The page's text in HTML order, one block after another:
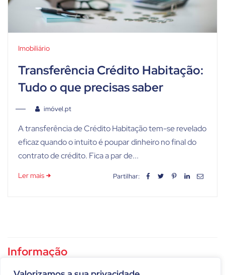
Imobiliário
Transferência Crédito Habitação:
Tudo o que precisas saber
imóvel.pt
A transferência de Crédito Habitação tem-se revelado
eficaz quando o intuito é poupar dinheiro no final do
contrato de crédito. Fica a par de...
Ler mais Partilhar:
Informação
Política de privacidade